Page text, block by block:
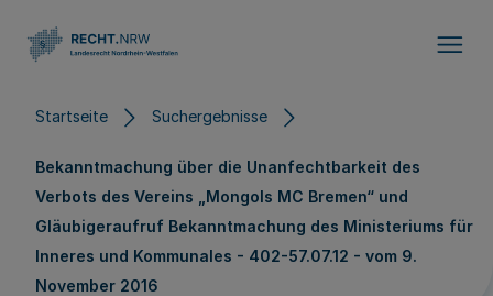
Startseite Suchergebnisse
Bekanntmachung über die Unanfechtbarkeit des
Verbots des Vereins „Mongols MC Bremen“ und
Gläubigeraufruf Bekanntmachung des Ministeriums für
Inneres und Kommunales - 402-57.07.12 - vom 9.
November 2016